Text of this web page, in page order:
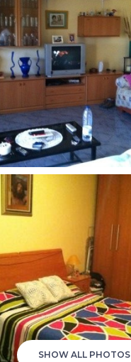
SHOW ALL PHOTOS